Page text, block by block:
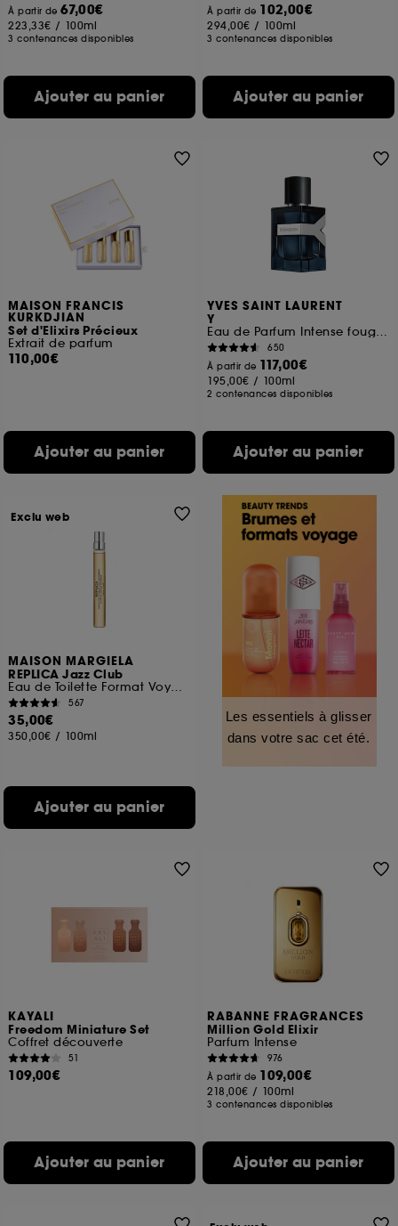
À partir de67,00€
223,33€ / 100ml
3 contenances disponibles
Ajouter au panier
À partir de 102,00€
294,00€ / 100ml
3 contenances disponibles
Ajouter au panier
MAISON FRANCIS
KURKDJIAN
Set d'Elixirs Précieux
Extrait de parfum
110,00€
Ajouter au panier
YVES SAINT LAURENT
Y
Eau de Parfum Intense fougère épicée pour homme
650
À partir de 117,00€
195,00€ / 100ml
2 contenances disponibles
Ajouter au panier
MAISON MARGIELA
REPLICA Jazz Club
Eau de Toilette Format Voyage
567
35,00€
350,00€ / 100ml
Ajouter au panier
Exclu web
Les essentiels à glisser
dans votre sac cet été.
KAYALI
Freedom Miniature Set
Coffret découverte
51
109,00€
Ajouter au panier
RABANNE FRAGRANCES
Million Gold Elixir
Parfum Intense
976
À partir de 109,00€
218,00€ / 100ml
3 contenances disponibles
Ajouter au panier